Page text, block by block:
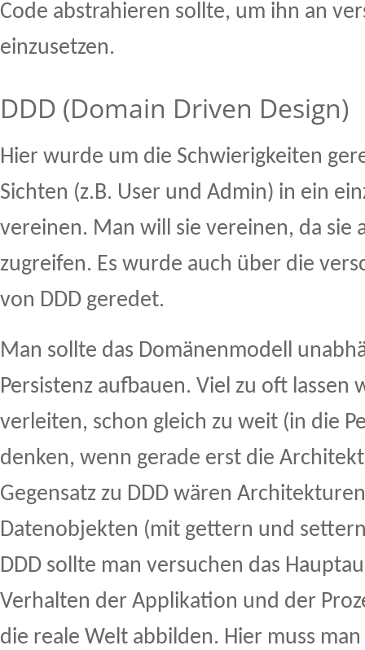
Code abstrahieren sollte, um ihn an
einzusetzen.
DDD (Domain Driven Design)
Hier wurde um die Schwierigkeiten
Sichten (z.B. User und Admin) in ein
vereinen. Man will sie vereinen, da sie
zugreifen. Es wurde auch über die
von DDD geredet.
Man sollte das Domänenmodell
Persistenz aufbauen. Viel zu oft lassen
verleiten, schon gleich zu weit (in die
denken, wenn gerade erst die
Gegensatz zu DDD wären
Datenobjekten (mit gettern und
DDD sollte man versuchen das
Verhalten der Applikation und der
die reale Welt abbilden. Hier muss